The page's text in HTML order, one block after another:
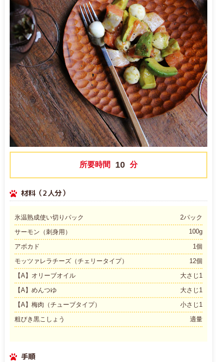
所要時間 10 分
材料（2人分）
氷温熟成使い切りパック
2パック
サーモン（刺身用）
100g
アボカド
1個
モッツァレラチーズ（チェリータイプ）
12個
【A】オリーブオイル
大さじ1
【A】めんつゆ
大さじ1
【A】梅肉（チューブタイプ）
小さじ1
粗びき黒こしょう
適量
手順